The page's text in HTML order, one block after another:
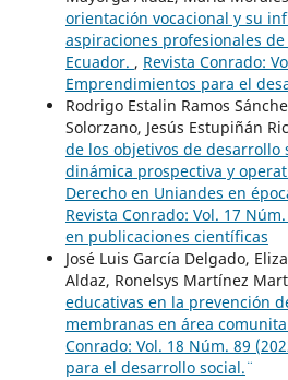
orientación vocacional y su
aspiraciones profesionales
Ecuador. , Revista Conrado:
¨Emprendimientos para el
Rodrigo Estalin Ramos
Solorzano, Jesús Estupiñán
de los objetivos de desarrollo
dinámica prospectiva y
Derecho en Uniandes en
Revista Conrado: Vol. 17
en publicaciones científicas
José Luis García Delgado,
Aldaz, Ronelsys Martínez
educativas en la prevención
membranas en área
Conrado: Vol. 18 Núm. 89
para el desarrollo social.¨